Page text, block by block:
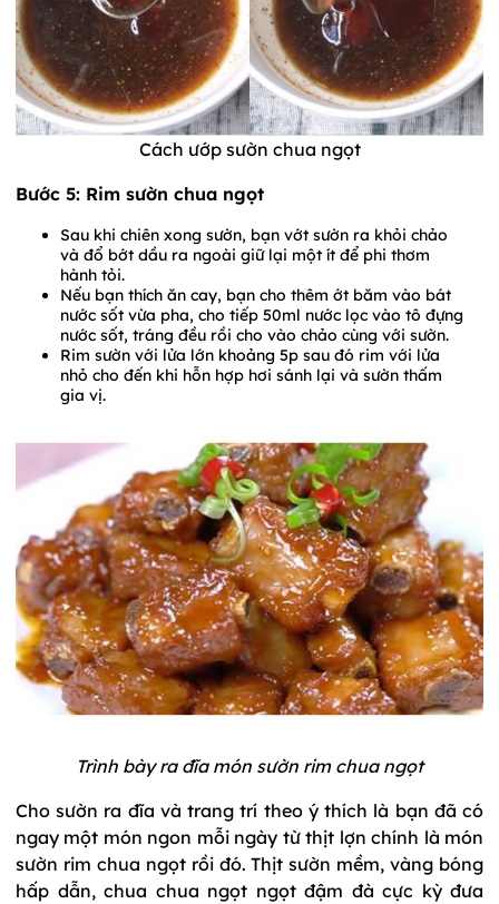
Cách ướp sườn chua ngọt
Bước 5: Rim sườn chua ngọt
Sau khi chiên xong sườn, bạn vớt sườn ra khỏi chảo
và đổ bớt dầu ra ngoài giữ lại một ít để phi thơm
hành tỏi.
Nếu bạn thích ăn cay, bạn cho thêm ớt băm vào bát
nước sốt vừa pha, cho tiếp 50ml nước lọc vào tô đựng
nước sốt, tráng đều rồi cho vào chảo cùng với sườn.
Rim sườn với lửa lớn khoảng 5p sau đó rim với lửa
nhỏ cho đến khi hỗn hợp hơi sánh lại và sườn thấm
gia vị.
Trình bày ra đĩa món sườn rim chua ngọt
Cho sườn ra đĩa và trang trí theo ý thích là bạn đã có
ngay một món ngon mỗi ngày từ thịt lợn chính là món
sườn rim chua ngọt rồi đó. Thịt sườn mềm, vàng bóng
hấp dẫn, chua chua ngọt ngọt đậm đà cực kỳ đưa